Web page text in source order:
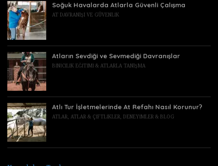
Soğuk Havalarda Atlarla Güvenli Çalışma
AT DAVRANIŞI VE GÜVENLIK
Atların Sevdiği ve Sevmediği Davranışlar
BINICILIK EĞITIMI & ATLARLA TANIŞMA
Atlı Tur İşletmelerinde At Refahı Nasıl Korunur?
ATLAR ATLAR & ÇIFTLIKLER DENEYIMLER & BLOG